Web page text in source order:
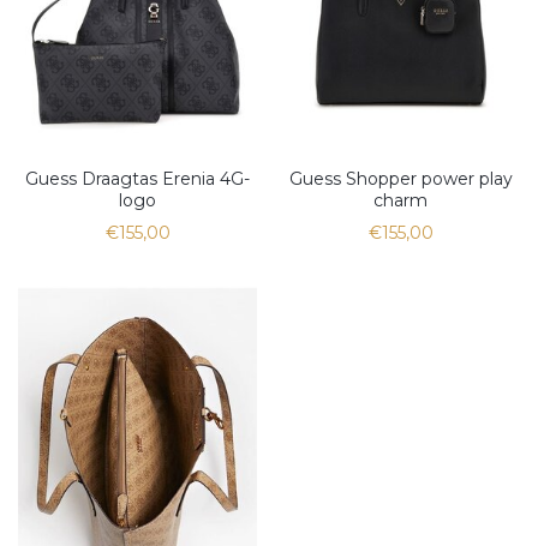
Guess Draagtas Erenia 4G-
logo
€155,00
Guess Shopper power play
charm
€155,00